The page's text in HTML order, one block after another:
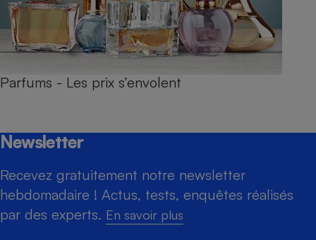
Parfums - Les prix s’envolent
Newsletter
Recevez gratuitement notre newsletter
hebdomadaire ! Actus, tests, enquêtes réalisés
par des experts. En savoir plus